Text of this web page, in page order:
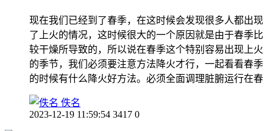
现在我们已经到了春季，在这时候会发现很多人都出现
了上火的情况，这时候很大的一个原因就是由于春季比
较干燥所导致的，所以说在春季这个特别容易出现上火
的季节，我们必须要注意方法降火才行，一起看看春季
的时候有什么降火好方法。必须全面调理脏腑运行在春
佚名
2023-12-19 11:59:54 3417 0